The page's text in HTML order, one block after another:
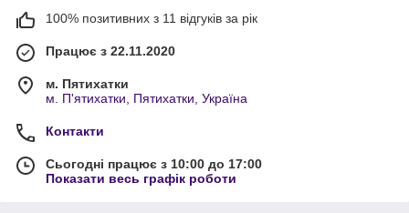
100% позитивних з 11 відгуків за рік
Працює з 22.11.2020
м. Пятихатки
м. П'ятихатки, Пятихатки, Україна
Контакти
Сьогодні працює з 10:00 до 17:00
Показати весь графік роботи